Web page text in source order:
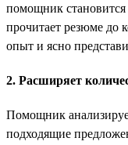
помощник
прочитает резюме до
опыт и ясно
2. Расширяет
Помощник
подходящие